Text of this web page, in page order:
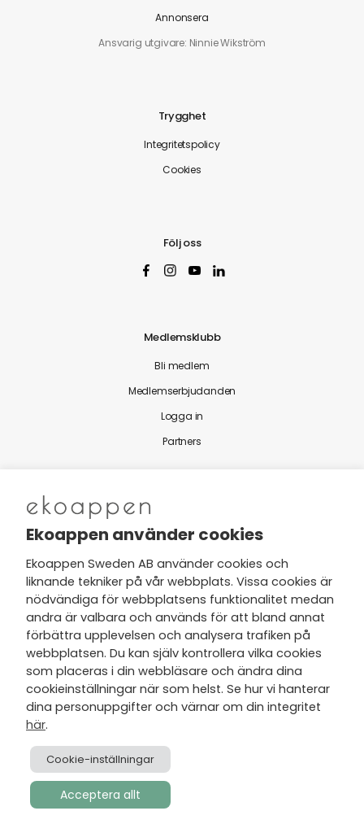
Annonsera
Ansvarig utgivare: Ninnie Wikström
Trygghet
Integritetspolicy
Cookies
Följ oss
Medlemsklubb
Bli medlem
Medlemserbjudanden
Logga in
Partners
Nytt från Ekoappen
Jag har tagit del av Ekoappens
personuppgifts- och
integritetspolicyoch tar gärna del
av nyheter, hälsotips och exklusiva
erbjudanden via min e-post.
Skapad av
Ekoappen använder cookies
Ekoappen Sweden AB använder cookies och
liknande tekniker på vår webbplats. Vissa cookies är
nödvändiga för webbplatsens funktionalitet medan
andra är valbara och används för att bland annat
förbättra upplevelsen och analysera trafiken på
webbplatsen. Du kan själv kontrollera vilka cookies
som placeras i din webbläsare och ändra dina
cookieinställningar när som helst. Se hur vi hanterar
dina personuppgifter och värnar om din integritet
här.
Cookie-inställningar
Acceptera allt